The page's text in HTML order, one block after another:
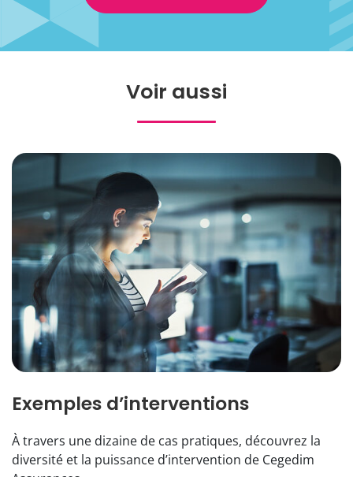
Voir aussi
Exemples d’interventions
À travers une dizaine de cas pratiques, découvrez la
diversité et la puissance d’intervention de Cegedim